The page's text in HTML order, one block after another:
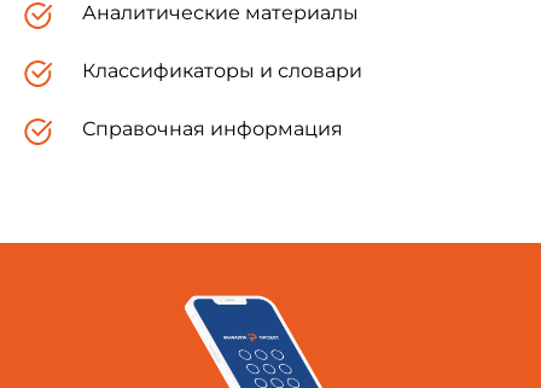
Аналитические материалы
Классификаторы и словари
Справочная информация